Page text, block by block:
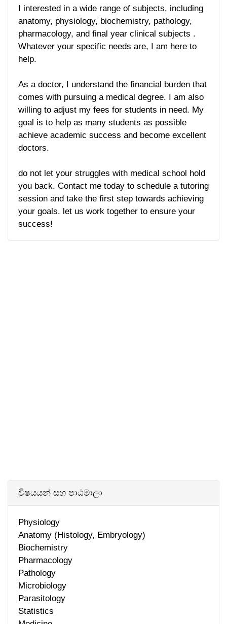
I interested in a wide range of subjects, including
anatomy, physiology, biochemistry, pathology,
pharmacology, and final year clinical subjects .
Whatever your specific needs are, I am here to
help.
As a doctor, I understand the financial burden that
comes with pursuing a medical degree. I am also
willing to adjust my fees for students in need. My
goal is to help as many students as possible
achieve academic success and become excellent
doctors.
do not let your struggles with medical school hold
you back. Contact me today to schedule a tutoring
session and take the first step towards achieving
your goals. let us work together to ensure your
success!
විෂයයන් සහ පාඨමාලා
Physiology
Anatomy (Histology, Embryology)
Biochemistry
Pharmacology
Pathology
Microbiology
Parasitology
Statistics